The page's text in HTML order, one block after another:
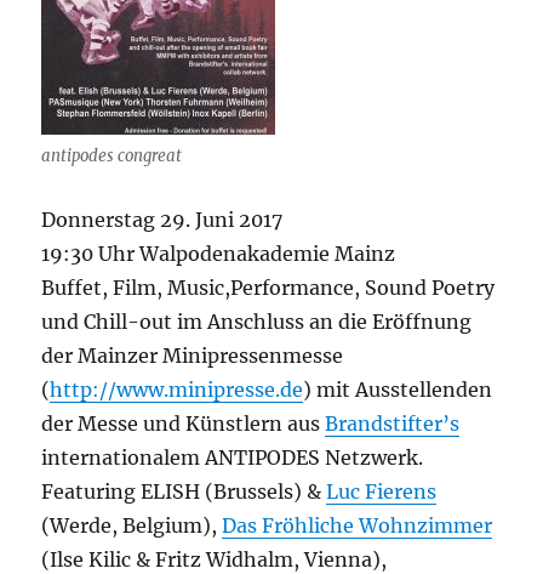
antipodes congreat
Donnerstag 29. Juni 2017
19:30 Uhr Walpodenakademie Mainz
Buffet, Film, Music,Performance, Sound Poetry
und Chill-out im Anschluss an die Eröffnung
der Mainzer Minipressenmesse
(http://www.minipresse.de) mit Ausstellenden
der Messe und Künstlern ausBrandstifter’s
internationalem ANTIPODES Netzwerk.
Featuring ELISH (Brussels) &Luc Fierens
(Werde, Belgium),Das Fröhliche Wohnzimmer
(Ilse Kilic & Fritz Widhalm, Vienna),